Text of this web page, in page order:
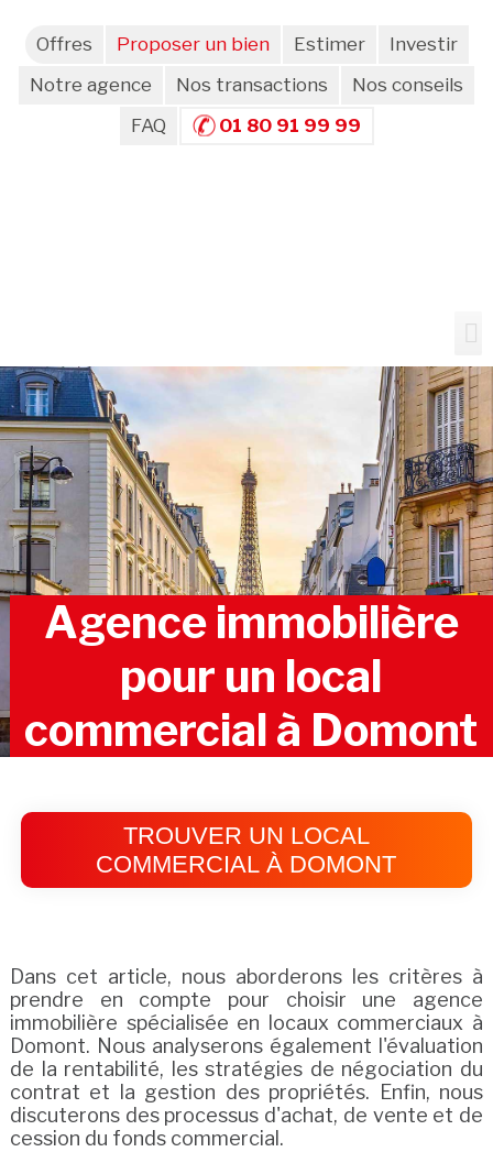
Offres Proposer un bien Estimer
Investir
Notre agence
Nos transactions
Nos conseils
FAQ
01 80 91 99 99
Agence immobilière
pour un local
commercial à Domont
TROUVER UN LOCAL
COMMERCIAL À DOMONT
Dans cet article, nous aborderons les critères à
prendre en compte pour choisir une agence
immobilière spécialisée en locaux commerciaux à
Domont. Nous analyserons également l'évaluation
de la rentabilité, les stratégies de négociation du
contrat et la gestion des propriétés. Enfin, nous
discuterons des processus d'achat, de vente et de
cession du fonds commercial.